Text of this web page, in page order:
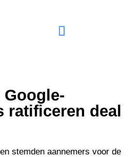
ratificeren deal
stemden aannemers voor de